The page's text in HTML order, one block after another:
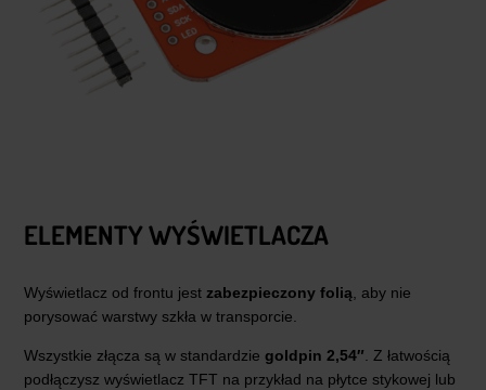
ELEMENTY WYŚWIETLACZA
Wyświetlacz od frontu jest zabezpieczony folią , aby nie
porysować warstwy szkła w transporcie.
Wszystkie złącza są w standardzie goldpin 2,54″ . Z łatwością
podłączysz wyświetlacz TFT na przykład na płytce stykowej lub